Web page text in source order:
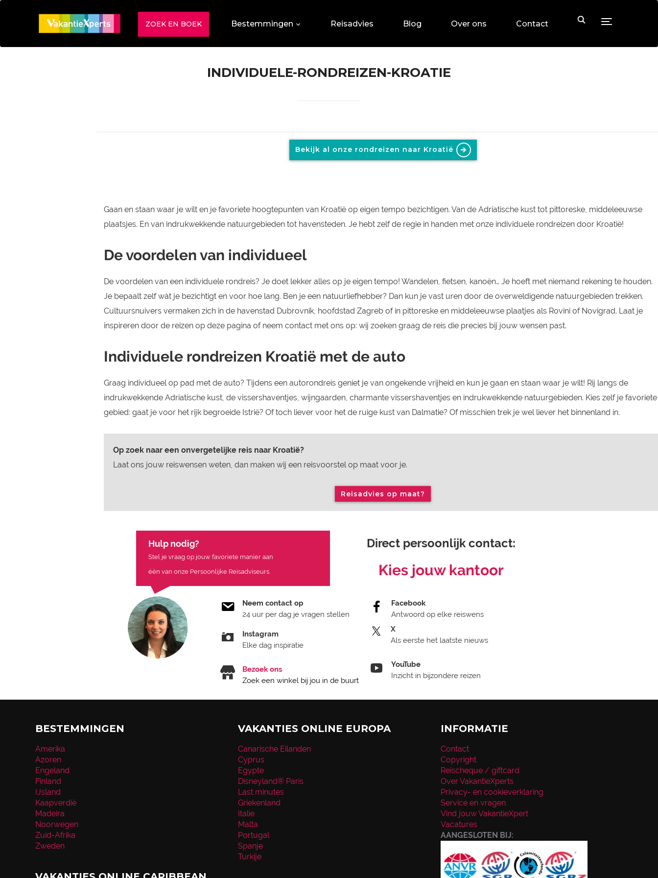
Toggle
ZOEK EN BOEK Bestemmingen Reisadvies Blog Over ons Contact
INDIVIDUELE-RONDREIZEN-KROATIE
Bekijk al onze rondreizen naar Kroatië
Gaan en staan waar je wilt en je favoriete hoogtepunten van Kroatië op eigen tempo bezichtigen. Van de Adriatische kust tot pittoreske, middeleeuwse
plaatsjes. En van indrukwekkende natuurgebieden tot havensteden. Je hebt zelf de regie in handen met onze individuele rondreizen door Kroatië!
De voordelen van individueel
De voordelen van een individuele rondreis? Je doet lekker alles op je eigen tempo! Wandelen, fietsen, kanoën… Je hoeft met niemand rekening te houden.
Je bepaalt zelf wát je bezichtigt en voor hoe lang. Ben je een natuurliefhebber? Dan kun je vast uren door de overweldigende natuurgebieden trekken.
Cultuursnuivers vermaken zich in de havenstad Dubrovnik, hoofdstad Zagreb of in pittoreske en middeleeuwse plaatjes als Rovini of Novigrad. Laat je
inspireren door de reizen op deze pagina of neem contact met ons op: wij zoeken graag de reis die precies bij jouw wensen past.
Individuele rondreizen Kroatië met de auto
Graag individueel op pad met de auto? Tijdens een autorondreis geniet je van ongekende vrijheid en kun je gaan en staan waar je wilt! Rij langs de
indrukwekkende Adriatische kust, de vissershaventjes, wijngaarden, charmante vissershaventjes en indrukwekkende natuurgebieden. Kies zelf je favoriete
gebied: gaat je voor het rijk begroeide Istrië? Of toch liever voor het de ruige kust van Dalmatie? Of misschien trek je wel liever het binnenland in.
Op zoek naar een onvergetelijke reis naar Kroatië?
Laat ons jouw reiswensen weten, dan maken wij een reisvoorstel op maat voor je.
Reisadvies op maat?
Hulp nodig?
Stel je vraag op jouw favoriete manier aan
één van onze Persoonlijke Reisadviseurs.
Direct persoonlijk contact:
Kies jouw kantoor
Neem contact op
24 uur per dag je vragen stellen
Instagram
Elke dag inspiratie
Bezoek ons
Zoek een winkel bij jou in de buurt
Facebook
Antwoord op elke reiswens
X
Als eerste het laatste nieuws
YouTube
Inzicht in bijzondere reizen
BESTEMMINGEN
Amerika
Azoren
Engeland
Finland
IJsland
Kaapverdië
Madeira
Noorwegen
Zuid-Afrika
Zweden
VAKANTIES ONLINE EUROPA
Canarische Eilanden
Cyprus
Egypte
Disneyland® Paris
Last minutes
Griekenland
Italie
Malta
Portugal
Spanje
Turkije
INFORMATIE
Contact
Copyright
Reischeque / giftcard
Over VakantieXperts
Privacy- en cookieverklaring
Service en vragen
Vind jouw VakantieXpert
Vacatures
AANGESLOTEN BIJ: